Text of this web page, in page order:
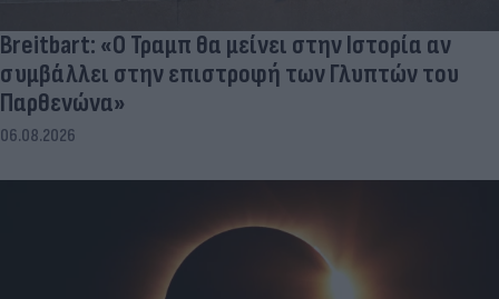
Breitbart: «Ο Τραμπ θα μείνει στην Ιστορία αν
συμβάλλει στην επιστροφή των Γλυπτών του
Παρθενώνα»
06.08.2026